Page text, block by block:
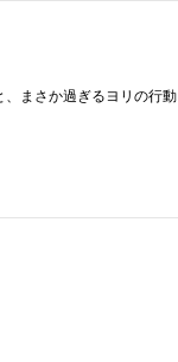
まさか過ぎるヨリの行